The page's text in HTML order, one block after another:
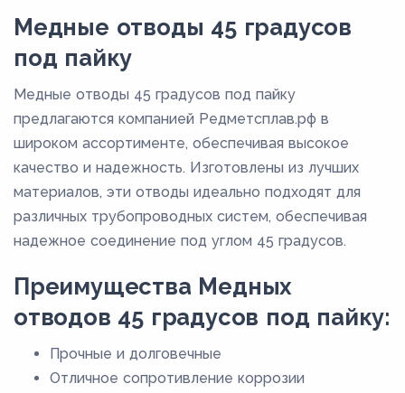
60
65
68
9
92
Медные отводы 45 градусов
под пайку
Медные отводы 45 градусов под пайку
предлагаются компанией Редметсплав.рф в
широком ассортименте, обеспечивая высокое
качество и надежность. Изготовлены из лучших
материалов, эти отводы идеально подходят для
различных трубопроводных систем, обеспечивая
надежное соединение под углом 45 градусов.
Преимущества Медных
отводов 45 градусов под пайку:
Прочные и долговечные
Отличное сопротивление коррозии